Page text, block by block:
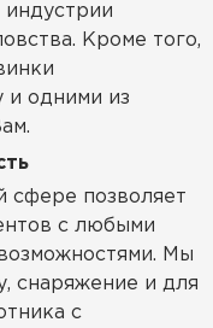
индустрии
Кроме того,
и одними из
сфере позволяет
с любыми
Мы
снаряжение и для
с